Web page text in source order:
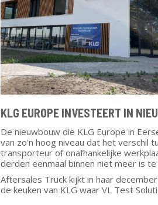
KLG EUROPE INVESTEERT IN
De nieuwbouw die KLG Europe in
van zo'n hoog niveau dat het verschil
transporteur of onafhankelijke
derden eenmaal binnen niet meer is te
Aftersales Truck kijkt in haar
de keuken van KLG waar VL Test